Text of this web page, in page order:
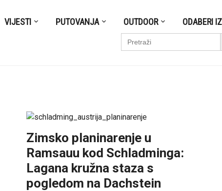
VIJESTI PUTOVANJA OUTDOOR ODABERI
Search
for:
Zimsko planinarenje u
Ramsauu kod Schladminga:
Lagana kružna staza s
pogledom na Dachstein